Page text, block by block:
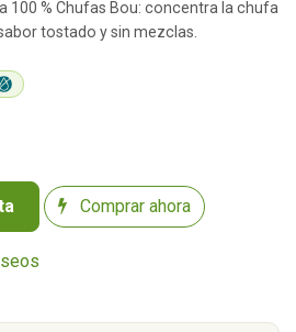
Comprar ahora
100 % Chufas Bou: concentra la chufa
tostado y sin mezclas.